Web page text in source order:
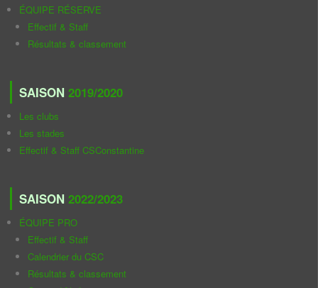
ÉQUIPE RÉSERVE
Effectif & Staff
Résultats & classement
SAISON 2019/2020
Les clubs
Les stades
Effectif & Staff CSConstantine
SAISON 2022/2023
ÉQUIPE PRO
Effectif & Staff
Calendrier du CSC
Résultats & classement